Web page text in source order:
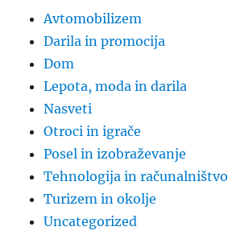
Avtomobilizem
Darila in promocija
Dom
Lepota, moda in darila
Nasveti
Otroci in igrače
Posel in izobraževanje
Tehnologija in računalništvo
Turizem in okolje
Uncategorized